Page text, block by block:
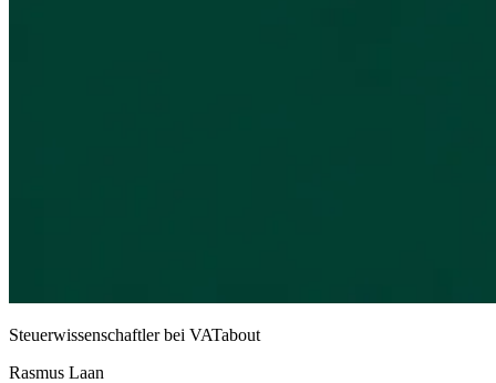
Steuerwissenschaftler bei VATabout
Rasmus Laan